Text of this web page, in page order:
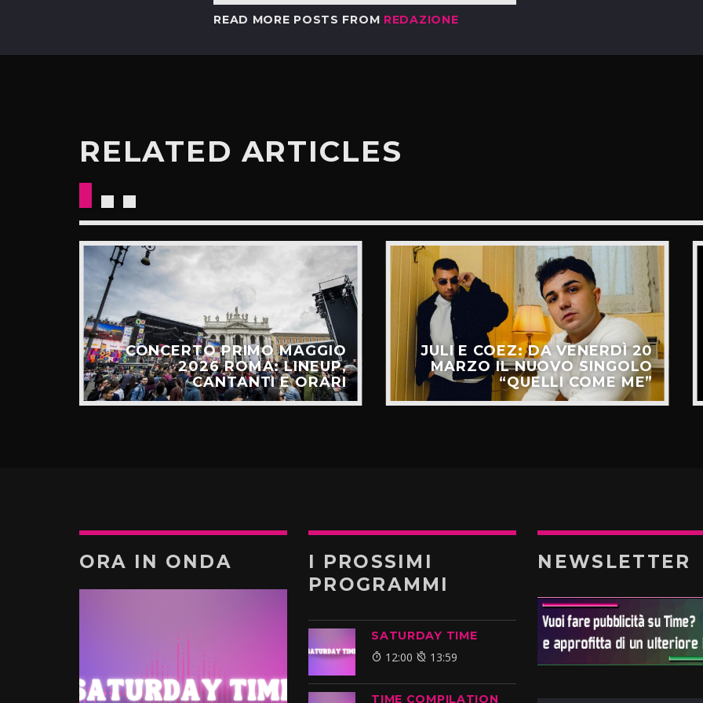
READ MORE POSTS FROM REDAZIONE
RELATED ARTICLES
CONCERTO PRIMO MAGGIO
2026 ROMA: LINEUP,
CANTANTI E ORARI
JULI E COEZ: DA VENERDÌ 20
MARZO IL NUOVO SINGOLO
“QUELLI COME ME”
ORA IN ONDA
I PROSSIMI
PROGRAMMI
SATURDAY TIME
12:00 13:59
TIME COMPILATION
NEWSLETTER